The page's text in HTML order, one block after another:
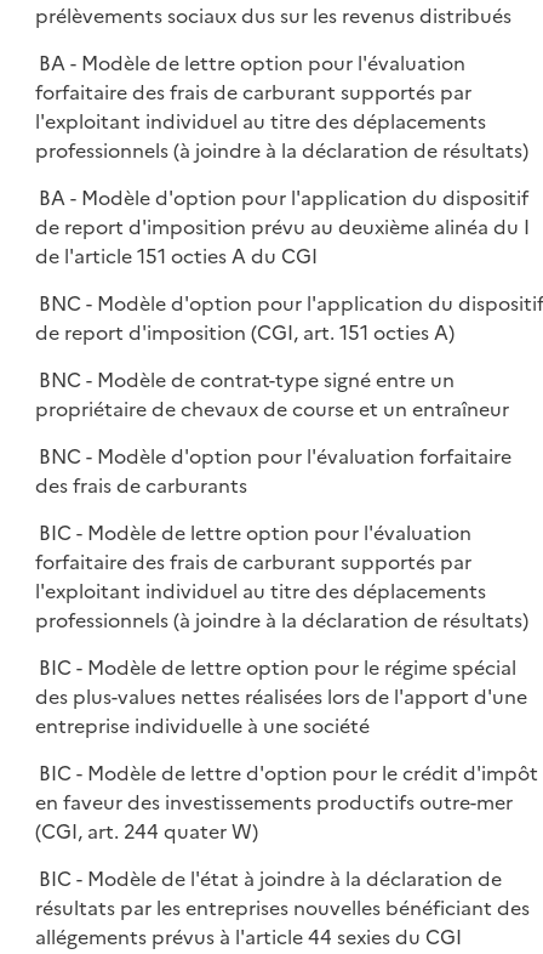
prélèvements sociaux dus sur les revenus distribués
BA - Modèle de lettre option pour l'évaluation
forfaitaire des frais de carburant supportés par
l'exploitant individuel au titre des déplacements
professionnels (à joindre à la déclaration de résultats)
BA - Modèle d'option pour l'application du dispositif
de report d'imposition prévu au deuxième alinéa du I
de l'article 151 octies A du CGI
BNC - Modèle d'option pour l'application du
de report d'imposition (CGI, art. 151 octies A)
BNC - Modèle de contrat-type signé entre un
propriétaire de chevaux de course et un entraîneur
BNC - Modèle d'option pour l'évaluation forfaitaire
des frais de carburants
BIC - Modèle de lettre option pour l'évaluation
forfaitaire des frais de carburant supportés par
l'exploitant individuel au titre des déplacements
professionnels (à joindre à la déclaration de résultats)
BIC - Modèle de lettre option pour le régime spécial
des plus-values nettes réalisées lors de l'apport d'une
entreprise individuelle à une société
BIC - Modèle de lettre d'option pour le crédit d'impôt
en faveur des investissements productifs outre-mer
(CGI, art. 244 quater W)
BIC - Modèle de l'état à joindre à la déclaration de
résultats par les entreprises nouvelles bénéficiant des
allégements prévus à l'article 44 sexies du CGI